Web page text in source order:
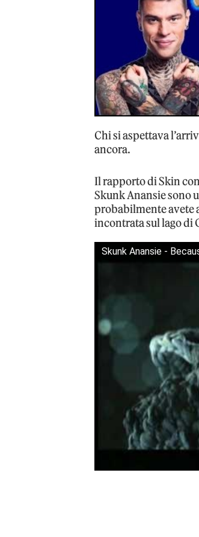
Chi si aspettava
ancora.
Il rapporto di Skin
Skunk Anansie sono
probabilmente avete
incontrata sul lago di
Skunk Anansie -